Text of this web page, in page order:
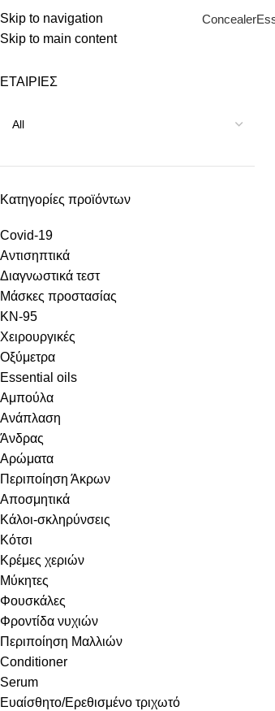
Skip to navigation
Skip to main content
Concealer
ΕΤΑΙΡΙΕΣ
Κατηγορίες προϊόντων
Covid-19
Αντισηπτικά
Διαγνωστικά τεστ
Μάσκες προστασίας
KN-95
Χειρουργικές
Οξύμετρα
Essential oils
Αμπούλα
Ανάπλαση
Άνδρας
Αρώματα
Περιποίηση Άκρων
Αποσμητικά
Κάλοι-σκληρύνσεις
Κότσι
Κρέμες χεριών
Μύκητες
Φουσκάλες
Φροντίδα νυχιών
Περιποίηση Μαλλιών
Conditioner
Serum
Ευαίσθητο/Ερεθισμένο τριχωτό